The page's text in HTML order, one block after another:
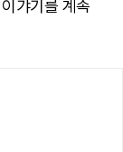
갸기를 계속